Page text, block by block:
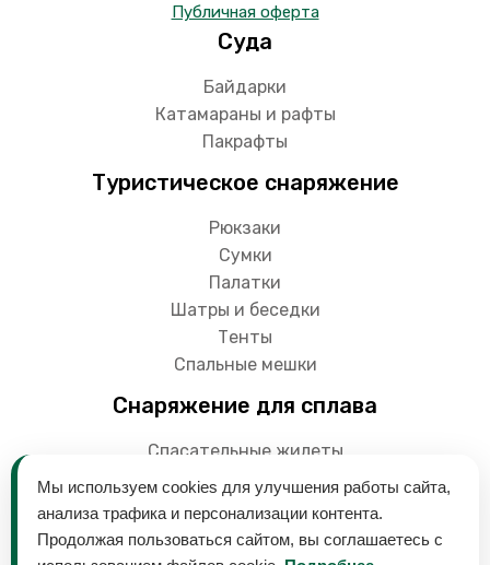
Публичная оферта
Суда
Байдарки
Катамараны и рафты
Пакрафты
Туристическое снаряжение
Рюкзаки
Сумки
Палатки
Шатры и беседки
Тенты
Спальные мешки
Снаряжение для сплава
Спасательные жилеты
Гермоупаковки
Мы используем cookies для улучшения работы сайта,
анализа трафика и персонализации контента.
Продолжая пользоваться сайтом, вы соглашаетесь с